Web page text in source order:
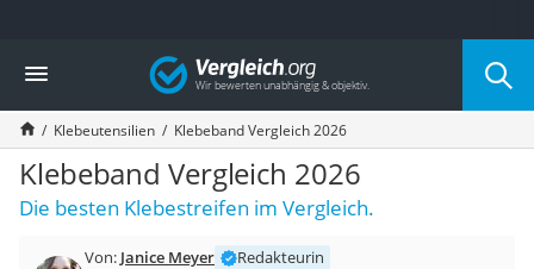
Die beliebtesten Vergleiche nach Kategorie
Wohnen
Matratzen-Topper
Matratzen
Konferenzlautsprecher
Tageslichtlampe
Badlüfter
Vergleich
Klebeutensilien Klebeband Vergleich 2026
Klebeband Vergleich 2026
Die besten Klebestreifen im Vergleich.
Von: Janice Meyer
Redakteurin